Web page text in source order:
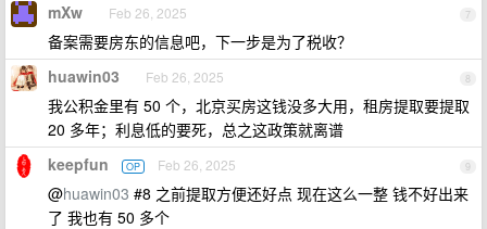
7
mXw Feb 26, 2025
备案需要房东的信息吧，下一步是为了税收？
8
huawin03 Feb 26, 2025
我公积金里有 50 个，北京买房这钱没多大用，租房提取要提取
20 多年；利息低的要死，总之这政策就离谱
9
keepfun OP Feb 26, 2025
@huawin03 #8 之前提取方便还好点 现在这么一整 钱不好出来
了 我也有 50 多个